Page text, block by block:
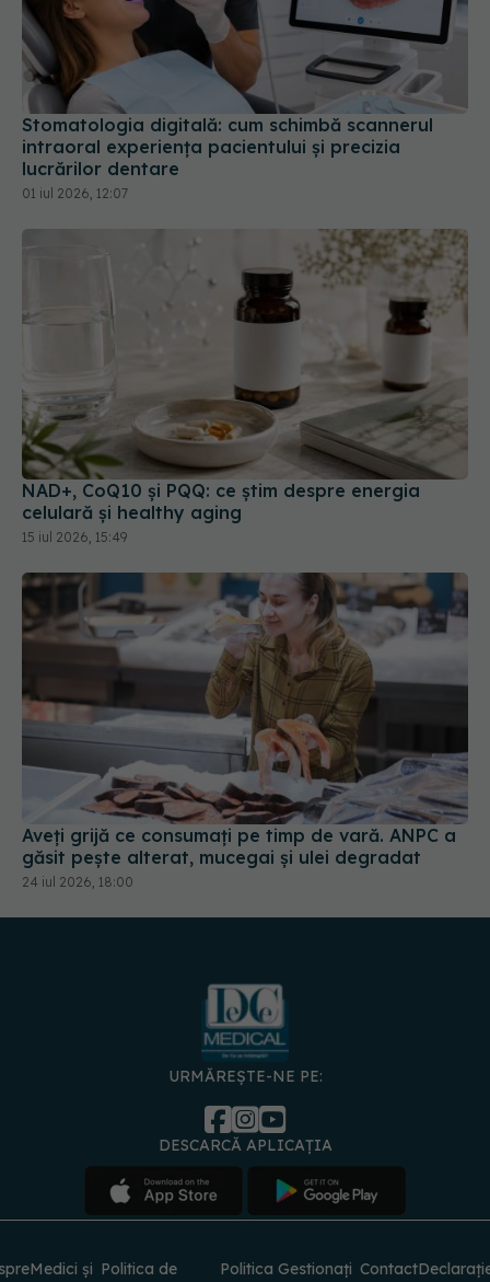
Stomatologia digitală: cum schimbă scannerul
intraoral experiența pacientului și precizia
lucrărilor dentare
01 iul 2026, 12:07
NAD+, CoQ10 și PQQ: ce știm despre energia
celulară și healthy aging
15 iul 2026, 15:49
Aveți grijă ce consumați pe timp de vară. ANPC a
găsit pește alterat, mucegai și ulei degradat
24 iul 2026, 18:00
URMĂREȘTE-NE PE:
DESCARCĂ APLICAȚIA
Medici și Politica de
Politica Gestionați Contact